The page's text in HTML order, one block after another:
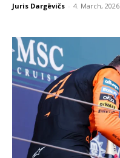
Juris Dargēvičs - 4. March, 2026